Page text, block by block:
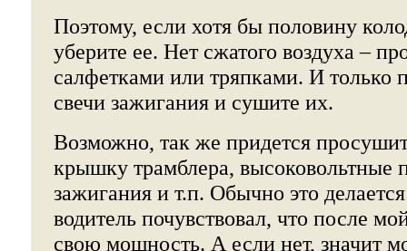
Поэтому, если хотя бы половину
уберите ее. Нет сжатого воздуха –
салфетками или тряпками. И только
свечи зажигания и сушите их.
Возможно, так же придется
крышку трамблера, высоковольтные
зажигания и т.п. Обычно это
водитель почувствовал, что после
свою мощность. А если нет, значит